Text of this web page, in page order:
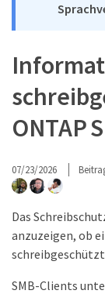
ONTAP
07/23/2026
Das
anzuzeigen, ob
SMB-Clients